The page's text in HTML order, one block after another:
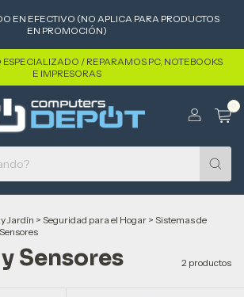
EN EFECTIVO (NO APLICA PARA PRODUCTOS
EN PROMOCIÓN)
/ REPARAMOS PC, NOTEBOOKS
E IMPRESORAS
Jardín > Seguridad para el Hogar > Sistemas de
Sensores 2 productos